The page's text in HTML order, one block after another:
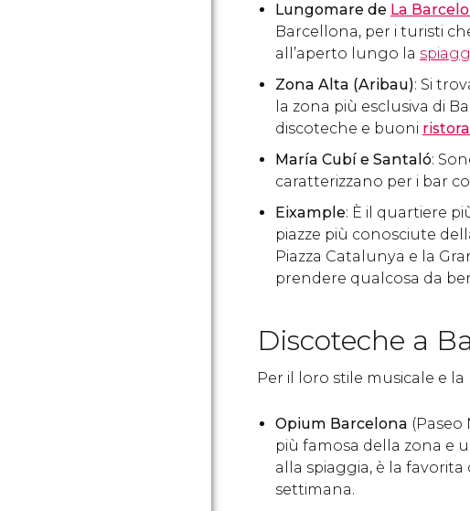
Lungomare de La
Barcellona, per i turisti
all’aperto lungo la
Zona Alta (Aribau): Si
la zona più esclusiva di
discoteche e buoni
María Cubí e Santaló:
caratterizzano per i bar
Eixample: È il quartiere
piazze più conosciute
Piazza Catalunya e la
prendere qualcosa da
Discoteche a
Per il loro stile musicale e
Opium Barcelona
più famosa della zona e
alla spiaggia, è la
settimana.